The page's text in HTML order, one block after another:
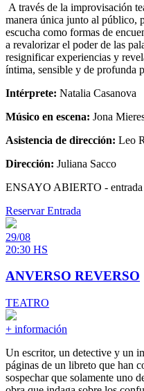
A través de la improvisación
manera única junto al público,
escucha como formas de
a revalorizar el poder de las
resignificar experiencias y
íntima, sensible y de profunda
Intérprete: Natalia Casanova
Músico en escena: Jona
Asistencia de dirección: Leo
Dirección: Juliana Sacco
ENSAYO ABIERTO -
Reservar Entrada
29/08
20:30 HS
ANVERSO REVERSO
TEATRO
+ información
Un escritor, un detective y un
páginas de un libreto que han
sospechar que solamente uno